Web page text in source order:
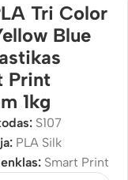
Tri Color
Blue
Print
1kg
S107
PLA Silk
Smart Print